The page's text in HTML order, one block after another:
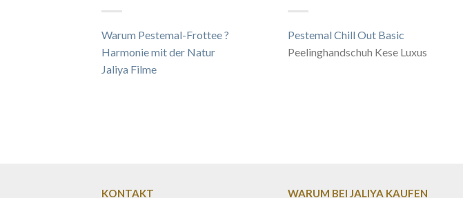
Warum Pestemal-Frottee ?
Harmonie mit der Natur
Jaliya Filme
Pestemal Chill Out Basic
Peelinghandschuh Kese Luxus
KONTAKT WARUM BEI JALIYA KAUFEN